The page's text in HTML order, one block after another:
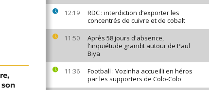
12:19
RDC : interdiction d’exporter les
concentrés de cuivre et de cobalt
11:50
Après 58 jours d'absence,
l'inquiétude grandit autour de Paul
Biya
11:36
Football : Vozinha accueilli en héros
par les supporters de Colo-Colo